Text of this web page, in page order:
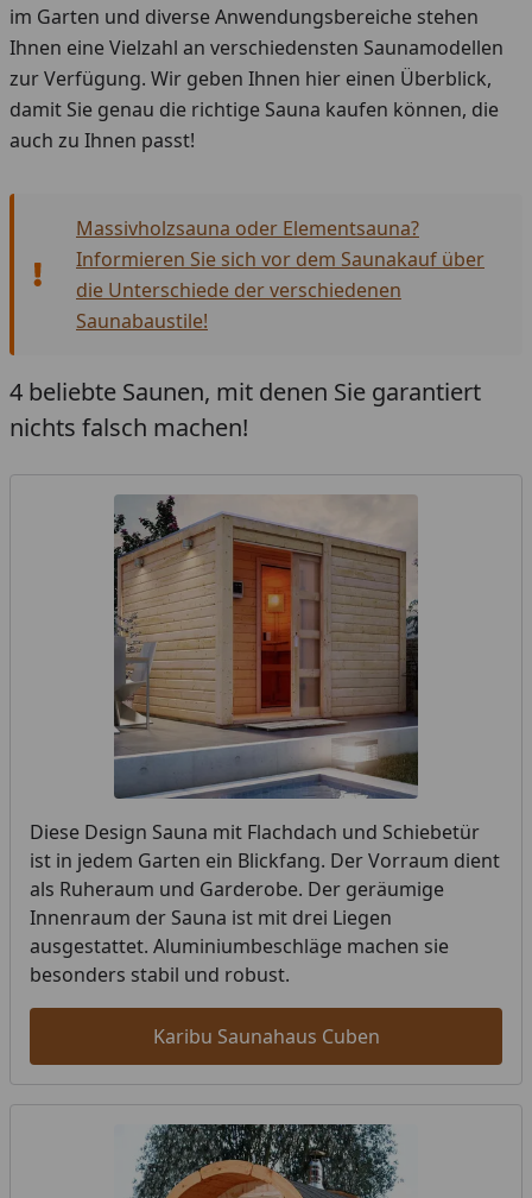
im Garten und diverse Anwendungsbereiche stehen
Ihnen eine Vielzahl an verschiedensten Saunamodellen
zur Verfügung. Wir geben Ihnen hier einen Überblick,
damit Sie genau die richtige Sauna kaufen können, die
auch zu Ihnen passt!
Massivholzsauna oder Elementsauna?
Informieren Sie sich vor dem Saunakauf über
die Unterschiede der verschiedenen
Saunabaustile!
4 beliebte Saunen, mit denen Sie garantiert
nichts falsch machen!
Diese Design Sauna mit Flachdach und Schiebetür
ist in jedem Garten ein Blickfang. Der Vorraum dient
als Ruheraum und Garderobe. Der geräumige
Innenraum der Sauna ist mit drei Liegen
ausgestattet. Aluminiumbeschläge machen sie
besonders stabil und robust.
Karibu Saunahaus Cuben